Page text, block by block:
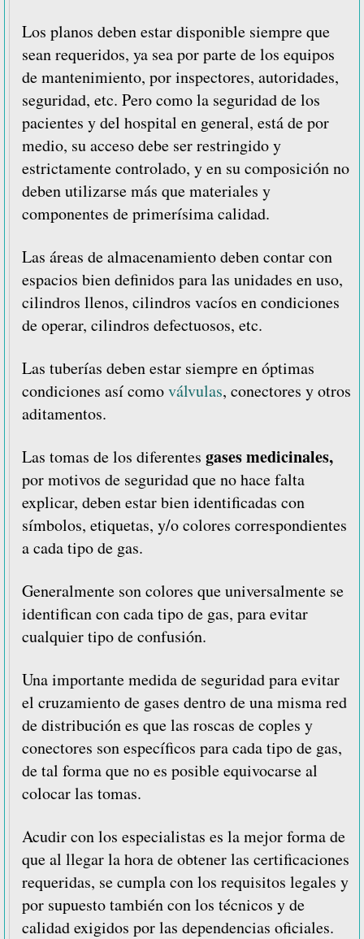
Los planos deben estar disponible siempre que
sean requeridos, ya sea por parte de los equipos
de mantenimiento, por inspectores, autoridades,
seguridad, etc. Pero como la seguridad de los
pacientes y del hospital en general, está de por
medio, su acceso debe ser restringido y
estrictamente controlado, y en su composición no
deben utilizarse más que materiales y
componentes de primerísima calidad.
Las áreas de almacenamiento deben contar con
espacios bien definidos para las unidades en uso,
cilindros llenos, cilindros vacíos en condiciones
de operar, cilindros defectuosos, etc.
Las tuberías deben estar siempre en óptimas
condiciones así comoválvulas, conectores y otros
aditamentos.
Las tomas de los diferentes gases medicinales,
por motivos de seguridad que no hace falta
explicar, deben estar bien identificadas con
símbolos, etiquetas, y/o colores correspondientes
a cada tipo de gas.
Generalmente son colores que universalmente se
identifican con cada tipo de gas, para evitar
cualquier tipo de confusión.
Una importante medida de seguridad para evitar
el cruzamiento de gases dentro de una misma red
de distribución es que las roscas de coples y
conectores son específicos para cada tipo de gas,
de tal forma que no es posible equivocarse al
colocar las tomas.
Acudir con los especialistas es la mejor forma de
que al llegar la hora de obtener las certificaciones
requeridas, se cumpla con los requisitos legales y
por supuesto también con los técnicos y de
calidad exigidos por las dependencias oficiales.